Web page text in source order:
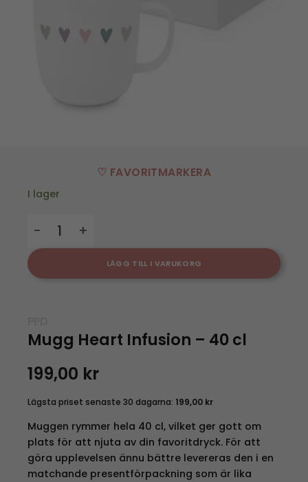
♡ FAVORITMARKERA
I lager
LÄGG TILL I VARUKORG
Mugg Heart Infusion – 40 cl
199,00 kr
Lägsta priset senaste 30 dagarna: 199,00 kr
Muggen rymmer hela 40 cl, vilket ger gott om
plats för att njuta av din favoritdryck. För att
göra upplevelsen ännu bättre levereras den i en
matchande presentförpackning som är lika